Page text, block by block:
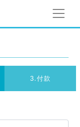
3.付款